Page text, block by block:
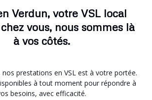
Verdun, votre VSL local
vous, nous sommes là
à vos côtés.
nos prestations en VSL est à votre portée.
à tout moment pour répondre à
besoins, avec efficacité.